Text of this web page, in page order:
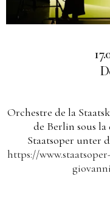
Orchestre de la
de Berlin sous
Staatsoper unter
https://